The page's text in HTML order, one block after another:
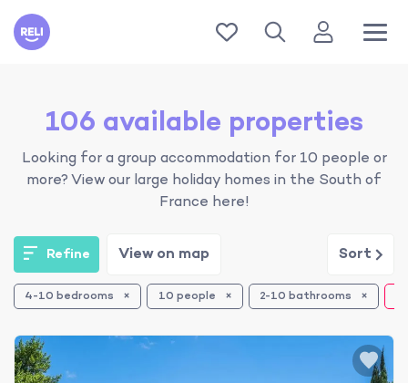
Reli
106 available properties
Looking for a group accommodation for 10 people or
more? View our large holiday homes in the South of
France here!
Refine View on map Sort
4-10 bedrooms 10 people 2-10 bathrooms